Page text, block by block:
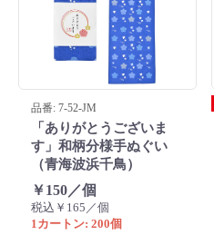
品番: 7-52-JM
「ありがとうございま
す」和柄分様手ぬぐい
（青海波浜千鳥）
￥150／個
税込￥165／個
1カートン: 200個